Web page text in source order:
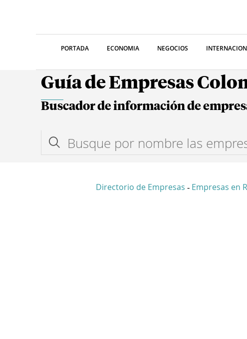
PORTADA ECONOMIA NEGOCIOS
Guía de Empresas
Buscador de información de
Directorio de Empresas - Empresas en